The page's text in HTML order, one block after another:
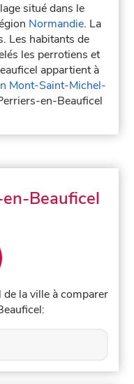
situé dans le
Normandie. La
Les habitants de
les perrotiens et
appartient à
Mont-Saint-Michel-
en-Beauficel
Beauficel
la ville à comparer